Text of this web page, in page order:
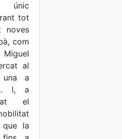
únic
tot
noves
com
al
a
I, a
el
que la